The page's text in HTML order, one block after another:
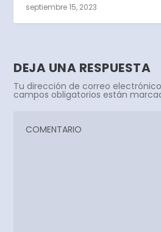
septiembre 15, 2023
DEJA UNA RESPUESTA
Tu dirección de correo
campos obligatorios están